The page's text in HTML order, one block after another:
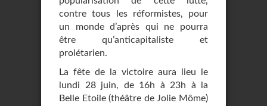
contre tous les réformistes, pour
un monde d’après qui ne pourra
être qu’anticapitaliste et
prolétarien.
La fête de la victoire aura lieu le
lundi 28 juin, de 16h à 23h à la
Belle Etoile (théâtre de Jolie Môme)